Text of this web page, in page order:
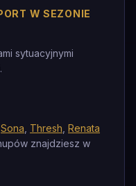
W SEZONIE
sytuacyjnymi
Sona Thresh Renata
znajdziesz w